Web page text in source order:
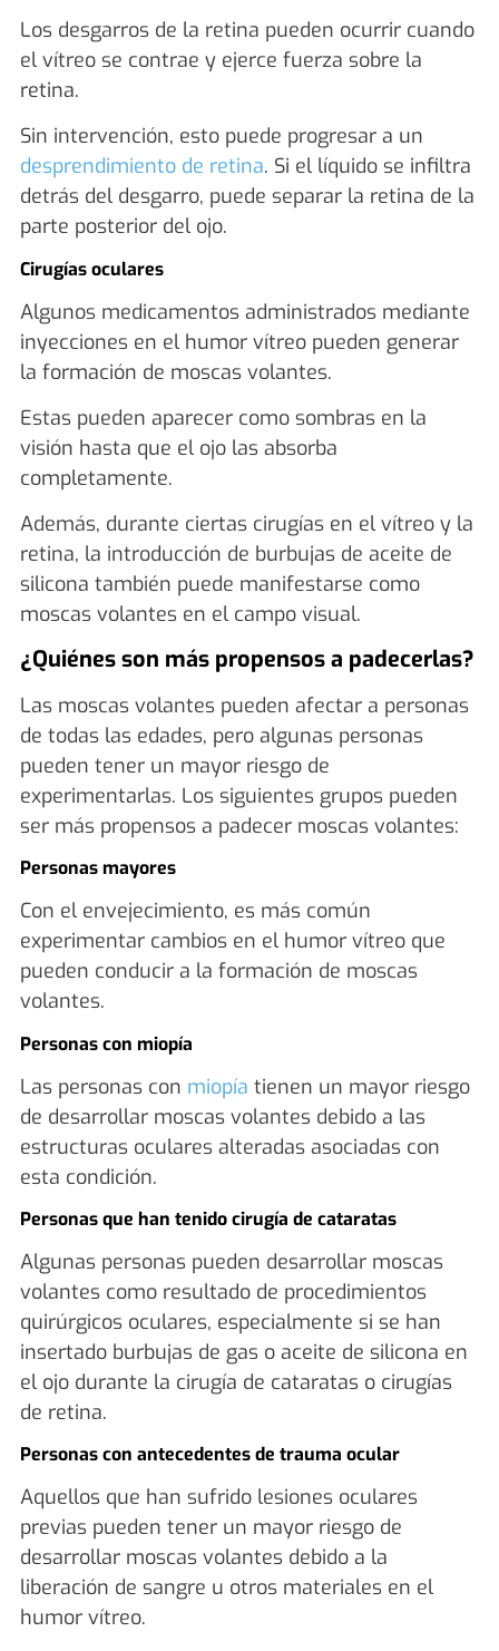
Los desgarros de la retina pueden ocurrir cuando
el vítreo se contrae y ejerce fuerza sobre la
retina.
Sin intervención, esto puede progresar a un
desprendimiento de retina. Si el líquido se infiltra
detrás del desgarro, puede separar la retina de la
parte posterior del ojo.
Cirugías oculares
Algunos medicamentos administrados mediante
inyecciones en el humor vítreo pueden generar
la formación de moscas volantes.
Estas pueden aparecer como sombras en la
visión hasta que el ojo las absorba
completamente.
Además, durante ciertas cirugías en el vítreo y la
retina, la introducción de burbujas de aceite de
silicona también puede manifestarse como
moscas volantes en el campo visual.
¿Quiénes son más propensos a padecerlas?
Las moscas volantes pueden afectar a personas
de todas las edades, pero algunas personas
pueden tener un mayor riesgo de
experimentarlas. Los siguientes grupos pueden
ser más propensos a padecer moscas volantes:
Personas mayores
Con el envejecimiento, es más común
experimentar cambios en el humor vítreo que
pueden conducir a la formación de moscas
volantes.
Personas con miopía
Las personas con miopía tienen un mayor riesgo
de desarrollar moscas volantes debido a las
estructuras oculares alteradas asociadas con
esta condición.
Personas que han tenido cirugía de cataratas
Algunas personas pueden desarrollar moscas
volantes como resultado de procedimientos
quirúrgicos oculares, especialmente si se han
insertado burbujas de gas o aceite de silicona en
el ojo durante la cirugía de cataratas o cirugías
de retina.
Personas con antecedentes de trauma ocular
Aquellos que han sufrido lesiones oculares
previas pueden tener un mayor riesgo de
desarrollar moscas volantes debido a la
liberación de sangre u otros materiales en el
humor vítreo.